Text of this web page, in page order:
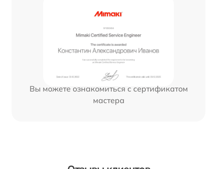
Вы можете ознакомиться с сертификатом
мастера